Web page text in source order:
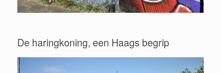
De haringkoning, een Haags begrip